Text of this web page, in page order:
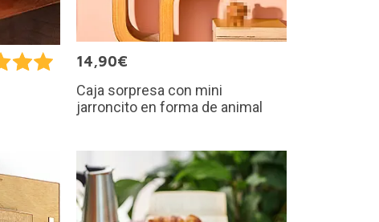
14,90€
Caja sorpresa con mini
jarroncito en forma de animal